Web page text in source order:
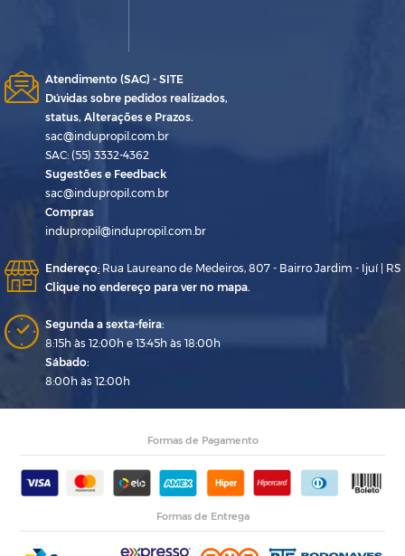
Atendimento (SAC) - SITE
Dúvidas sobre pedidos realizados,
status, Alterações e Prazos.
sac@indupropil.com.br
SAC: (55) 3332-4362
Sugestões e Feedback
sac@indupropil.com.br
Compras
indupropil@indupropil.com.br
Endereço: Rua Laureano de Medeiros, 807 - Bairro Jardim - Ijuí | RS
Clique no endereço para ver no mapa.
Segunda a sexta-feira:
8:15h às 12:00h e 13:45h às 18:00h
Sábado:
8:00h às 12:00h
Formas de Pagamento
Formas de Entrega